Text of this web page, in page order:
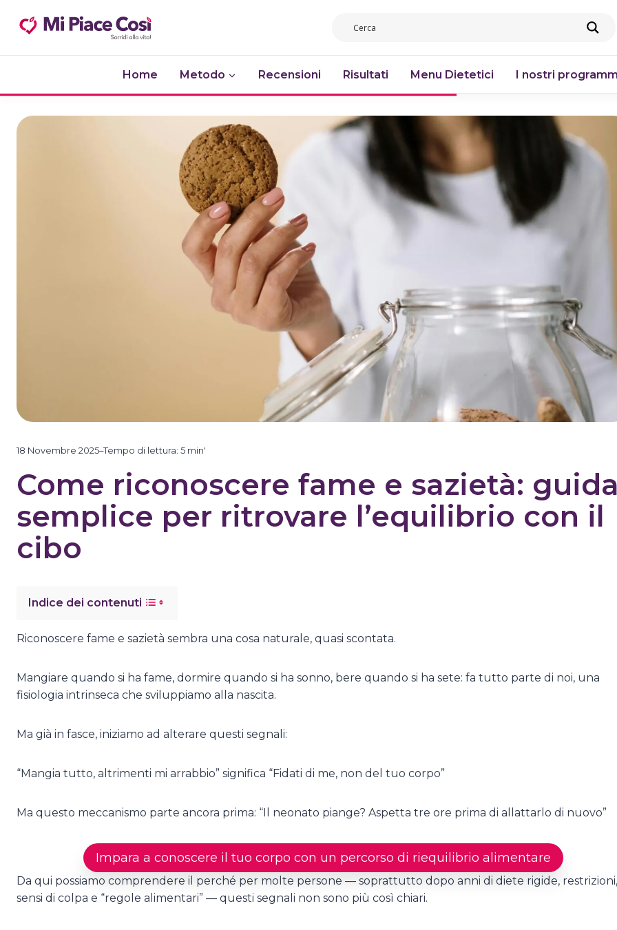
Home Metodo Recensioni Risultati Menu Dietetici I nostri
18 Novembre 2025–Tempo di lettura: 5 min'
Come riconoscere fame e sazietà: guida
semplice per ritrovare l’equilibrio con il
cibo
Indice dei contenuti
Riconoscere fame e sazietà sembra una cosa naturale, quasi scontata.
Mangiare quando si ha fame, dormire quando si ha sonno, bere quando si ha sete: fa tutto parte di noi, una
fisiologia intrinseca che sviluppiamo alla nascita.
Ma già in fasce, iniziamo ad alterare questi segnali:
“Mangia tutto, altrimenti mi arrabbio” significa “Fidati di me, non del tuo corpo”
Ma questo meccanismo parte ancora prima: “Il neonato piange? Aspetta tre ore prima di allattarlo di nuovo”
Impara a conoscere il tuo corpo con un percorso di riequilibrio alimentare
Da qui possiamo comprendere il perché per molte persone — soprattutto dopo anni di diete rigide, restrizioni,
sensi di colpa e “regole alimentari” — questi segnali non sono più così chiari.